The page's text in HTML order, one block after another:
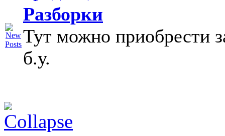
Разборки
Тут можно приобрести
б.у.